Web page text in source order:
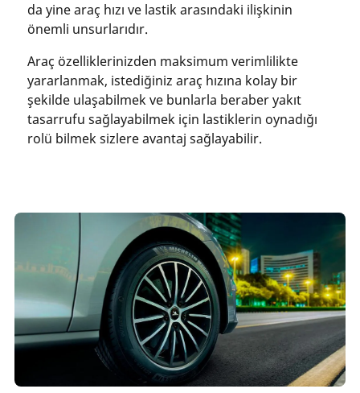
da yine araç hızı ve lastik arasındaki ilişkinin
önemli unsurlarıdır.
Araç özelliklerinizden maksimum verimlilikte
yararlanmak, istediğiniz araç hızına kolay bir
şekilde ulaşabilmek ve bunlarla beraber yakıt
tasarrufu sağlayabilmek için lastiklerin oynadığı
rolü bilmek sizlere avantaj sağlayabilir.